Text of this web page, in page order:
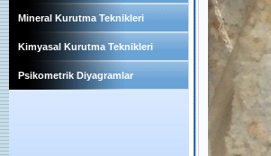
Mineral Kurutma Teknikleri
Kimyasal Kurutma Teknikleri
Psikometrik Diyagramlar